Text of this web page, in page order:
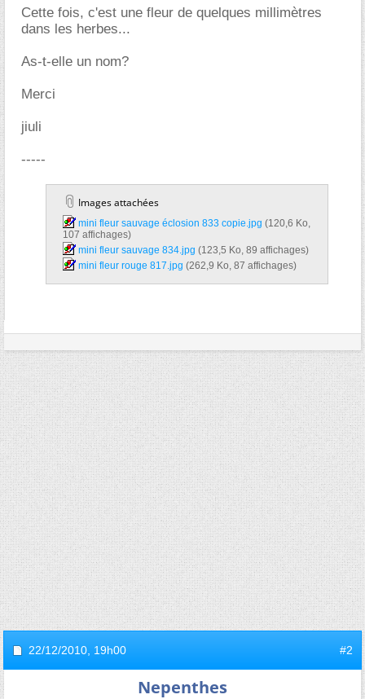
Cette fois, c'est une fleur de quelques millimètres
dans les herbes...
As-t-elle un nom?
Merci
jiuli
-----
Images attachées
mini fleur sauvage éclosion 833 copie.jpg‎
107 affichages)
mini fleur sauvage 834.jpg‎ (123,5 Ko, 89 affichages)
mini fleur rouge 817.jpg‎ (262,9 Ko, 87 affichages)
22/12/2010, 19h00 #2
Nepenthes